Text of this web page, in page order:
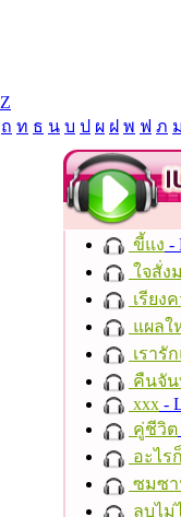
Z
ถ ท ธ น บ ป ผ ฝ พ ฟ ภ
ขี้แง -
ใจสั่ง
เรียง
แผลใ
เรารั
คืนจั
xxx -
คู่ชีวิต
อะไร
ซมซ
ลบไม่